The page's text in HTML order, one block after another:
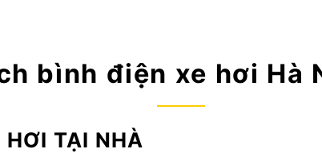
bình điện xe hơi Hà
TẠI NHÀ